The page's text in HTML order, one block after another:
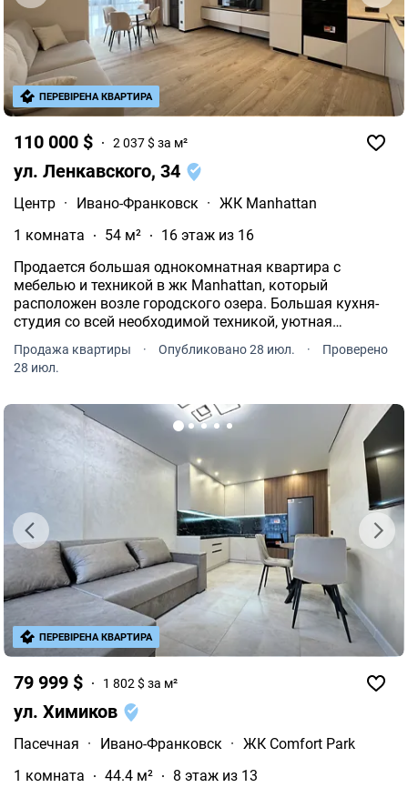
110 000 $ 2 037 $ за м²
ул. Ленкавского, 34
Центр · Ивано-Франковск · ЖК Manhattan
1 комната
54 м²
16 этаж из 16
Продается большая однокомнатная квартира с
мебелью и техникой в жк Manhattan, который
расположен возле городского озера. Большая кухня-
студия со всей необходимой техникой, уютная
спальня, современный санузел, есть гардероб с
полками.
Продажа квартиры · Опубликовано 28 июл. ·
Проверено
28 июл.
ПЕРЕВІРЕНА КВАРТИРА
79 999 $ 1 802 $ за м²
ул. Химиков
Пасечная · Ивано-Франковск · ЖК Comfort Park
1 комната
44.4 м²
8 этаж из 13
ПЕРЕВІРЕНА КВАРТИРА